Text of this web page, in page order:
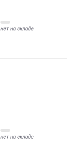
нет на складе
нет на складе